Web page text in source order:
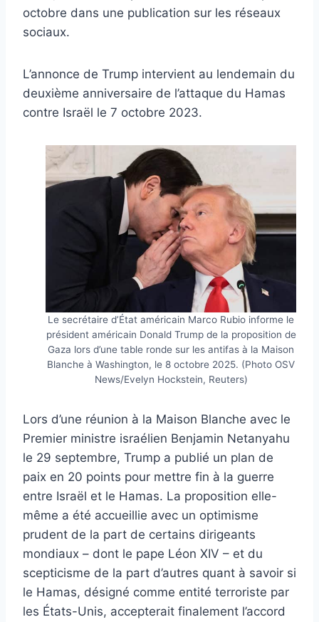
octobre dans une publication sur les réseaux
sociaux.
L’annonce de Trump intervient au lendemain du
deuxième anniversaire de l’attaque du Hamas
contre Israël le 7 octobre 2023.
Le secrétaire d’État américain Marco Rubio informe le
président américain Donald Trump de la proposition de
Gaza lors d’une table ronde sur les antifas à la Maison
Blanche à Washington, le 8 octobre 2025. (Photo OSV
News/Evelyn Hockstein, Reuters)
Lors d’une réunion à la Maison Blanche avec le
Premier ministre israélien Benjamin Netanyahu
le 29 septembre, Trump a publié un plan de
paix en 20 points pour mettre fin à la guerre
entre Israël et le Hamas. La proposition elle-
même a été accueillie avec un optimisme
prudent de la part de certains dirigeants
mondiaux – dont le pape Léon XIV – et du
scepticisme de la part d’autres quant à savoir si
le Hamas, désigné comme entité terroriste par
les États-Unis, accepterait finalement l’accord